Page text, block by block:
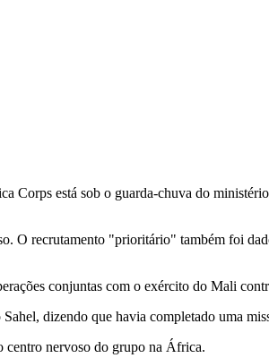
Corps está sob o guarda-chuva do
O recrutamento "prioritário" também foi
conjuntas com o exército do Mali
dizendo que havia completado uma
centro nervoso do grupo na África.